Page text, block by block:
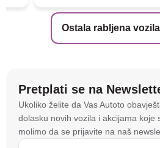
Ostala rabljena
Pretplati se na
Ukoliko želite da Vas Autoto
dolasku novih vozila i akcijama koje
molimo da se prijavite na naš
Na stranici
tehnologije kako bismo
informacijama na vašem
da poboljšamo funkcionalnost